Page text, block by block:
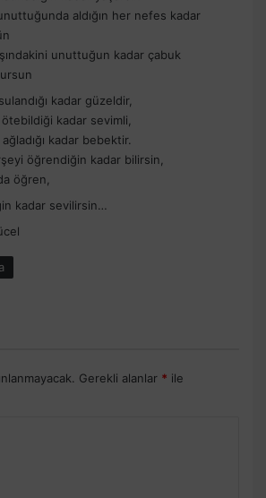
aldığın her nefes kadar
unuttuğun kadar çabuk
kadar güzeldir,
kadar sevimli,
kadar bebektir.
öğrendiğin kadar bilirsin,
öğren,
kadar sevilirsin…
Gerekli alanlar * ile